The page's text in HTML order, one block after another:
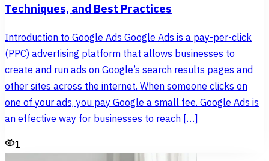
Techniques, and Best Practices
Introduction to Google Ads Google Ads is a pay-per-click
(PPC) advertising platform that allows businesses to
create and run ads on Google’s search results pages and
other sites across the internet. When someone clicks on
one of your ads, you pay Google a small fee. Google Ads is
an effective way for businesses to reach […]
1